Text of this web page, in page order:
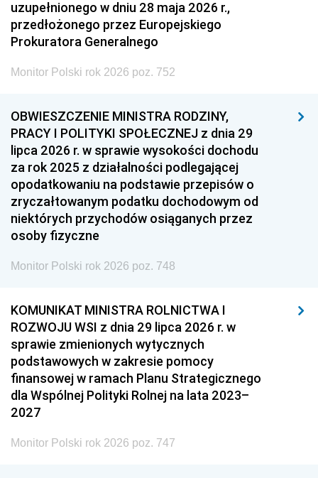
uzupełnionego w dniu 28 maja 2026 r.,
przedłożonego przez Europejskiego
Prokuratora Generalnego
Monitor Polski rok 2026 poz. 752
OBWIESZCZENIE MINISTRA RODZINY,
PRACY I POLITYKI SPOŁECZNEJ z dnia 29
lipca 2026 r. w sprawie wysokości dochodu
za rok 2025 z działalności podlegającej
opodatkowaniu na podstawie przepisów o
zryczałtowanym podatku dochodowym od
niektórych przychodów osiąganych przez
osoby fizyczne
Monitor Polski rok 2026 poz. 748
KOMUNIKAT MINISTRA ROLNICTWA I
ROZWOJU WSI z dnia 29 lipca 2026 r. w
sprawie zmienionych wytycznych
podstawowych w zakresie pomocy
finansowej w ramach Planu Strategicznego
dla Wspólnej Polityki Rolnej na lata 2023–
2027
Monitor Polski rok 2026 poz. 747